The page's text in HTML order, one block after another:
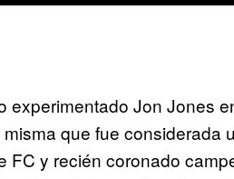
experimentado Jon Jones
que fue considerada
FC y recién coronado